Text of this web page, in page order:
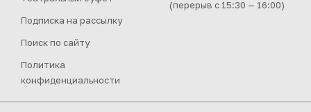
Подписка на рассылку
Поиск по сайту
Политика
конфиденциальности
(перерыв с 15:30 — 16:00)